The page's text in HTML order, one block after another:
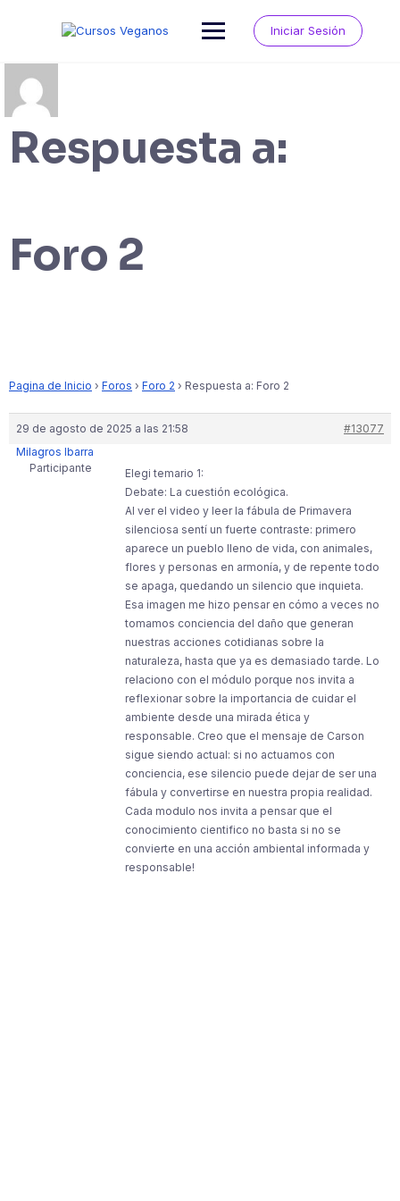
Iniciar Sesión
Respuesta a:
Foro 2
Pagina de Inicio › Foros › Foro 2 › Respuesta a: Foro 2
29 de agosto de 2025 a las 21:58
#13077
Milagros Ibarra
Participante
Elegi temario 1:
Debate: La cuestión ecológica.
Al ver el video y leer la fábula de Primavera
silenciosa sentí un fuerte contraste: primero
aparece un pueblo lleno de vida, con animales,
flores y personas en armonía, y de repente todo
se apaga, quedando un silencio que inquieta.
Esa imagen me hizo pensar en cómo a veces no
tomamos conciencia del daño que generan
nuestras acciones cotidianas sobre la
naturaleza, hasta que ya es demasiado tarde. Lo
relaciono con el módulo porque nos invita a
reflexionar sobre la importancia de cuidar el
ambiente desde una mirada ética y
responsable. Creo que el mensaje de Carson
sigue siendo actual: si no actuamos con
conciencia, ese silencio puede dejar de ser una
fábula y convertirse en nuestra propia realidad.
Cada modulo nos invita a pensar que el
conocimiento cientifico no basta si no se
convierte en una acción ambiental informada y
responsable!